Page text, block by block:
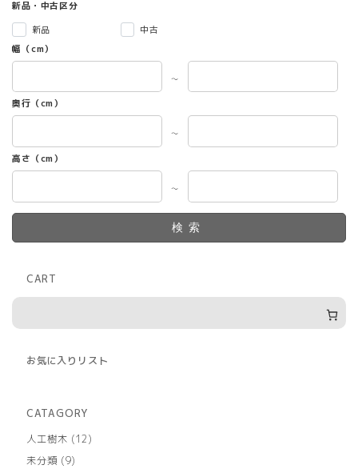
新品・中古区分
新品
中古
幅（cm）
～
奥行（cm）
～
高さ（cm）
～
検索
CART
お気に入りリスト
CATAGORY
人工樹木
1212
未分類 99